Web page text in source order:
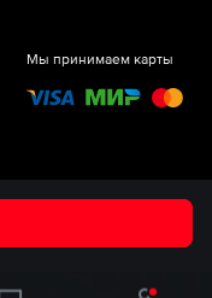
Мы принимаем карты